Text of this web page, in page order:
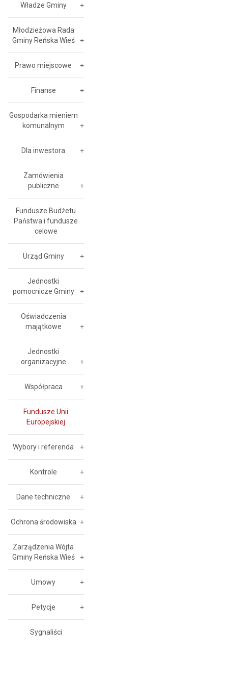
Władze Gminy
Młodzieżowa Rada
Gminy Reńska Wieś
Prawo miejscowe
Finanse
Gospodarka mieniem
komunalnym
Dla inwestora
Zamówienia
publiczne
Fundusze Budżetu
Państwa i fundusze
celowe
Urząd Gminy
Jednostki
pomocnicze Gminy
Oświadczenia
majątkowe
Jednostki
organizacyjne
Współpraca
Fundusze Unii
Europejskiej
Wybory i referenda
Kontrole
Dane techniczne
Ochrona środowiska
Zarządzenia Wójta
Gminy Reńska Wieś
Umowy
Petycje
Sygnaliści